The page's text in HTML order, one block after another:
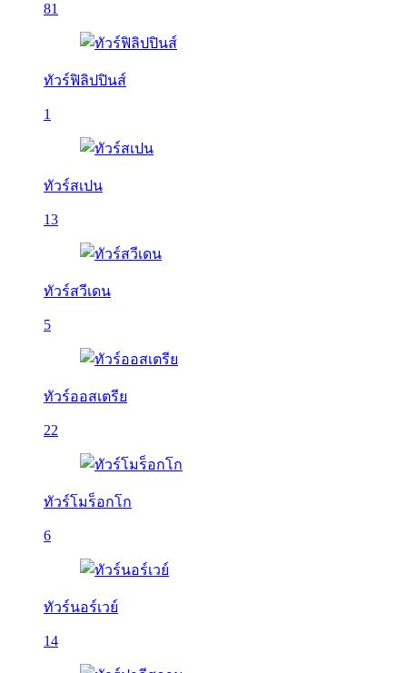
81
ทัวร์ฟิลิปปินส์
1
ทัวร์สเปน
13
ทัวร์สวีเดน
5
ทัวร์ออสเตรีย
22
ทัวร์โมร็อกโก
6
ทัวร์นอร์เวย์
14